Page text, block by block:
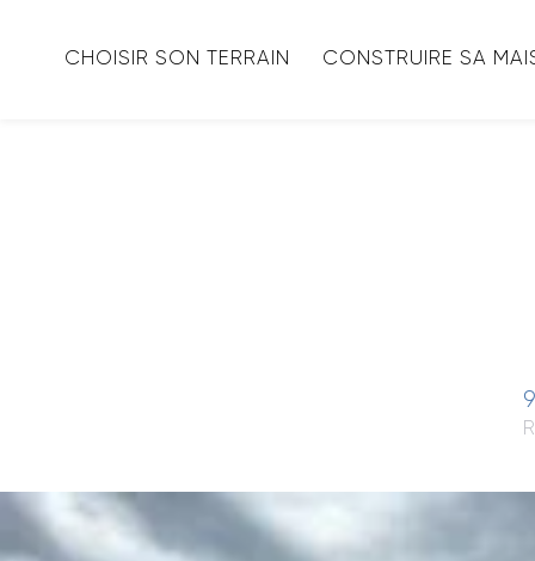
CHOISIR SON TERRAIN CONSTRUIRE SA